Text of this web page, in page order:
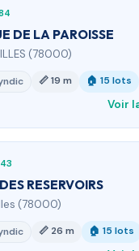
DE LA PAROISSE
(78000)
📏 19 m 🏠 15 lots
Voir
RESERVOIRS
(78000)
📏 26 m 🏠 15 lots